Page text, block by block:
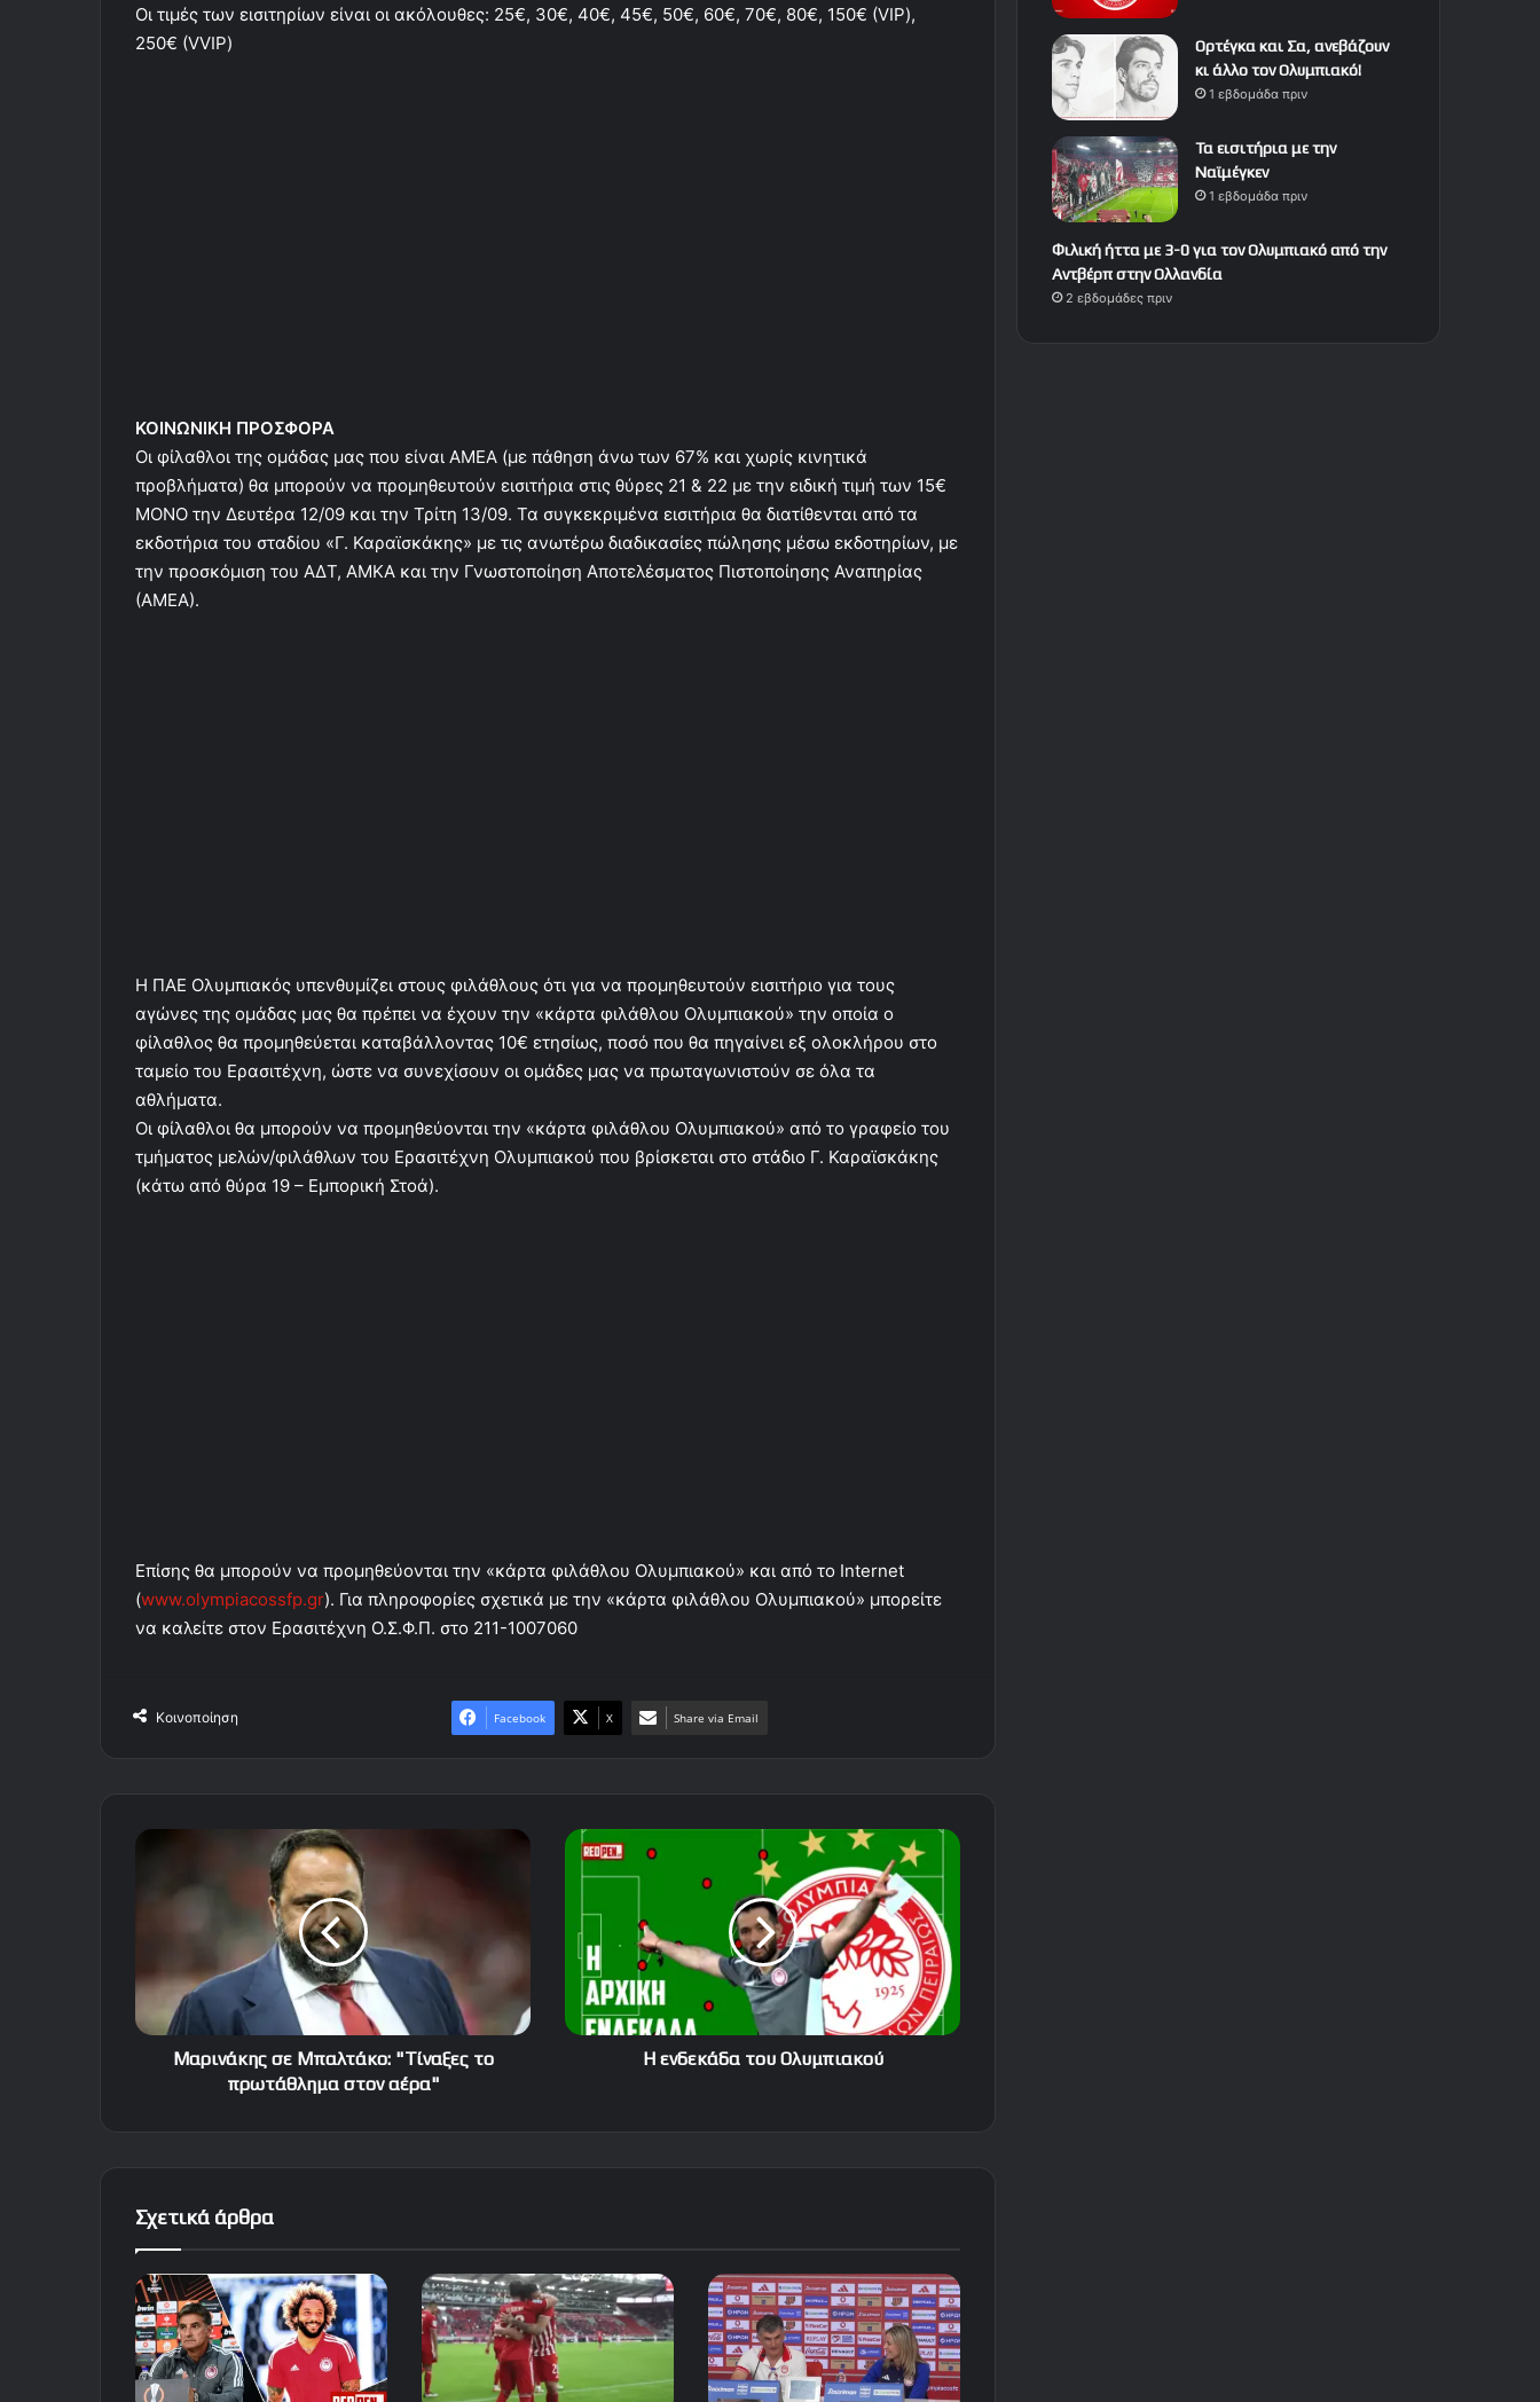
Οι τιμές των εισιτηρίων είναι οι ακόλουθες: 25€, 30€, 40€, 45€, 50€, 60€, 70€, 80€, 150€ (VIP),
250€ (VVIP)
ΚΟΙΝΩΝΙΚΗ ΠΡΟΣΦΟΡΑ
Οι φίλαθλοι της ομάδας μας που είναι ΑΜΕΑ (με πάθηση άνω των 67% και χωρίς κινητικά
προβλήματα) θα μπορούν να προμηθευτούν εισιτήρια στις θύρες 21 & 22 με την ειδική τιμή των 15€
ΜΟΝΟ την Δευτέρα 12/09 και την Τρίτη 13/09. Τα συγκεκριμένα εισιτήρια θα διατίθενται από τα
εκδοτήρια του σταδίου «Γ. Καραϊσκάκης» με τις ανωτέρω διαδικασίες πώλησης μέσω εκδοτηρίων, με
την προσκόμιση του ΑΔΤ, ΑΜΚΑ και την Γνωστοποίηση Αποτελέσματος Πιστοποίησης Αναπηρίας
(ΑΜΕΑ).
Η ΠΑΕ Ολυμπιακός υπενθυμίζει στους φιλάθλους ότι για να προμηθευτούν εισιτήριο για τους
αγώνες της ομάδας μας θα πρέπει να έχουν την «κάρτα φιλάθλου Ολυμπιακού» την οποία ο
φίλαθλος θα προμηθεύεται καταβάλλοντας 10€ ετησίως, ποσό που θα πηγαίνει εξ ολοκλήρου στο
ταμείο του Ερασιτέχνη, ώστε να συνεχίσουν οι ομάδες μας να πρωταγωνιστούν σε όλα τα
αθλήματα.
Οι φίλαθλοι θα μπορούν να προμηθεύονται την «κάρτα φιλάθλου Ολυμπιακού» από το γραφείο του
τμήματος μελών/φιλάθλων του Ερασιτέχνη Ολυμπιακού που βρίσκεται στο στάδιο Γ. Καραϊσκάκης
(κάτω από θύρα 19 – Εμπορική Στοά).
Επίσης θα μπορούν να προμηθεύονται την «κάρτα φιλάθλου Ολυμπιακού» και από το Internet
(www.olympiacossfp.gr). Για πληροφορίες σχετικά με την «κάρτα φιλάθλου Ολυμπιακού» μπορείτε
να καλείτε στον Ερασιτέχνη Ο.Σ.Φ.Π. στο 211-1007060
Κοινοποίηση Facebook X Share via Email
Μαρινάκης
Μπαλτάκο:
στον
αέρα"
Μαρινάκης σε Μπαλτάκο: "Τίναξες το
πρωτάθλημα στον αέρα"
Η
ενδεκάδα
Ολυμπιακού
Η ενδεκάδα του Ολυμπιακού
Σχετικά άρθρα
Ορτέγκα και Σα, ανεβάζουν
κι άλλο τον Ολυμπιακό!
1 εβδομάδα πριν
Τα εισιτήρια με την
Ναϊμέγκεν
1 εβδομάδα πριν
Φιλική ήττα με 3-0 για τον Ολυμπιακό από την
Αντβέρπ στην Ολλανδία
2 εβδομάδες πριν